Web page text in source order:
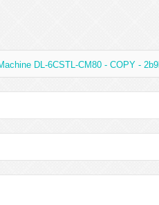
DL-6CSTL-CM80 - COPY -